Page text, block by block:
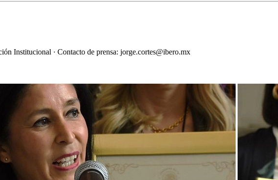
Institucional · Contacto de prensa: jorge.cortes@ibero.mx